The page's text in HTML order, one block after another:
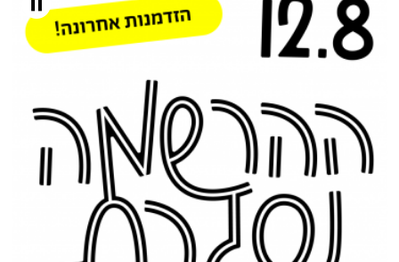
אקדמיה
לאמנות
ועיצוב
ירושלים